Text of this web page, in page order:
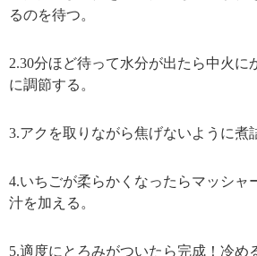
るのを待つ。
2.30分ほど待って水分が出たら中火に
に調節する。
3.アクを取りながら焦げないように煮
4.いちごが柔らかくなったらマッシャ
汁を加える。
5.適度にとろみがついたら完成！冷め